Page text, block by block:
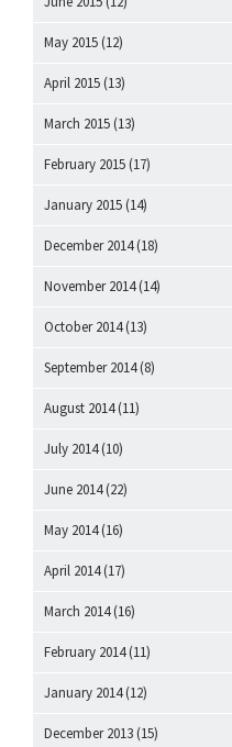
May 2015 (12)
April 2015 (13)
March 2015 (13)
February 2015 (17)
January 2015 (14)
December 2014(18)
November 2014(14)
October 2014(13)
September 2014(8)
August 2014(11)
July 2014(10)
June 2014(22)
May 2014(16)
April 2014(17)
March 2014(16)
February 2014(11)
January 2014(12)
December 2013 (15)